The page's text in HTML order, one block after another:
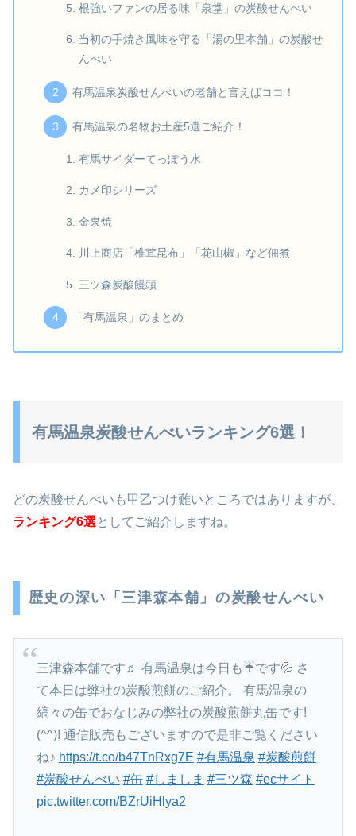
根強いファンの居る味「泉堂」の炭酸せんべい
当初の手焼き風味を守る「湯の里本舗」の炭酸せ
んべい
有馬温泉炭酸せんべいの老舗と言えばココ！
有馬温泉の名物お土産5選ご紹介！
有馬サイダーてっぽう水
カメ印シリーズ
金泉焼
川上商店「椎茸昆布」「花山椒」など佃煮
三ツ森炭酸饅頭
「有馬温泉」のまとめ
有馬温泉炭酸せんべいランキング6選！
どの炭酸せんべいも甲乙つけ難いところではありますが、
ランキング6選 としてご紹介しますね。
歴史の深い「三津森本舗」の炭酸せんべい
三津森本舗です♬ 有馬温泉は今日も☔です💦 さ
て本日は弊社の炭酸煎餅のご紹介。 有馬温泉の
縞々の缶でおなじみの弊社の炭酸煎餅丸缶です!
(^^)! 通信販売もございますので是非ご覧ください
ね♪ https://t.co/b47TnRxg7E #有馬温泉 #炭酸煎餅
#炭酸せんべい #缶 #しましま #三ツ森 #ecサイト
pic.twitter.com/BZrUiHlya2